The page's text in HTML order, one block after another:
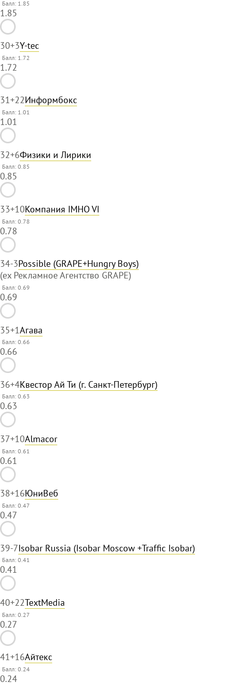
Балл: 1.85
1.85
30+3Y-tec
Балл: 1.72
1.72
31+22Информбокс
Балл: 1.01
1.01
32+6Физики и Лирики
Балл: 0.85
0.85
33+10Компания IMHO VI
Балл: 0.78
0.78
34-3Possible (GRAPE+Hungry Boys)
(ex Рекламное Агентство GRAPE)
Балл: 0.69
0.69
35+1Агава
Балл: 0.66
0.66
36+4Квестор Ай Ти (г. Санкт-Петербург)
Балл: 0.63
0.63
37+10Almacor
Балл: 0.61
0.61
38+16ЮниВеб
Балл: 0.47
0.47
39-7Isobar Russia (Isobar Moscow +Traffic Isobar)
Балл: 0.41
0.41
40+22TextMedia
Балл: 0.27
0.27
41+16Айтекс
Балл: 0.24
0.24